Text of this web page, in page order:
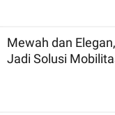
Mewah dan
Jadi Solusi